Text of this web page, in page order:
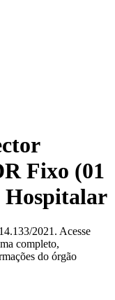
Fixo (01
Hospitalar
2021. Acesse
completo,
do órgão